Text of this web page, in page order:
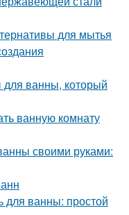
для мытья
ванны, который
ванную комнату
своими руками:
для ванны: простой